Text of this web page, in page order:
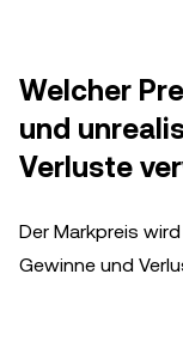
Welcher
und
Verluste
Der Markpreis
Gewinne und